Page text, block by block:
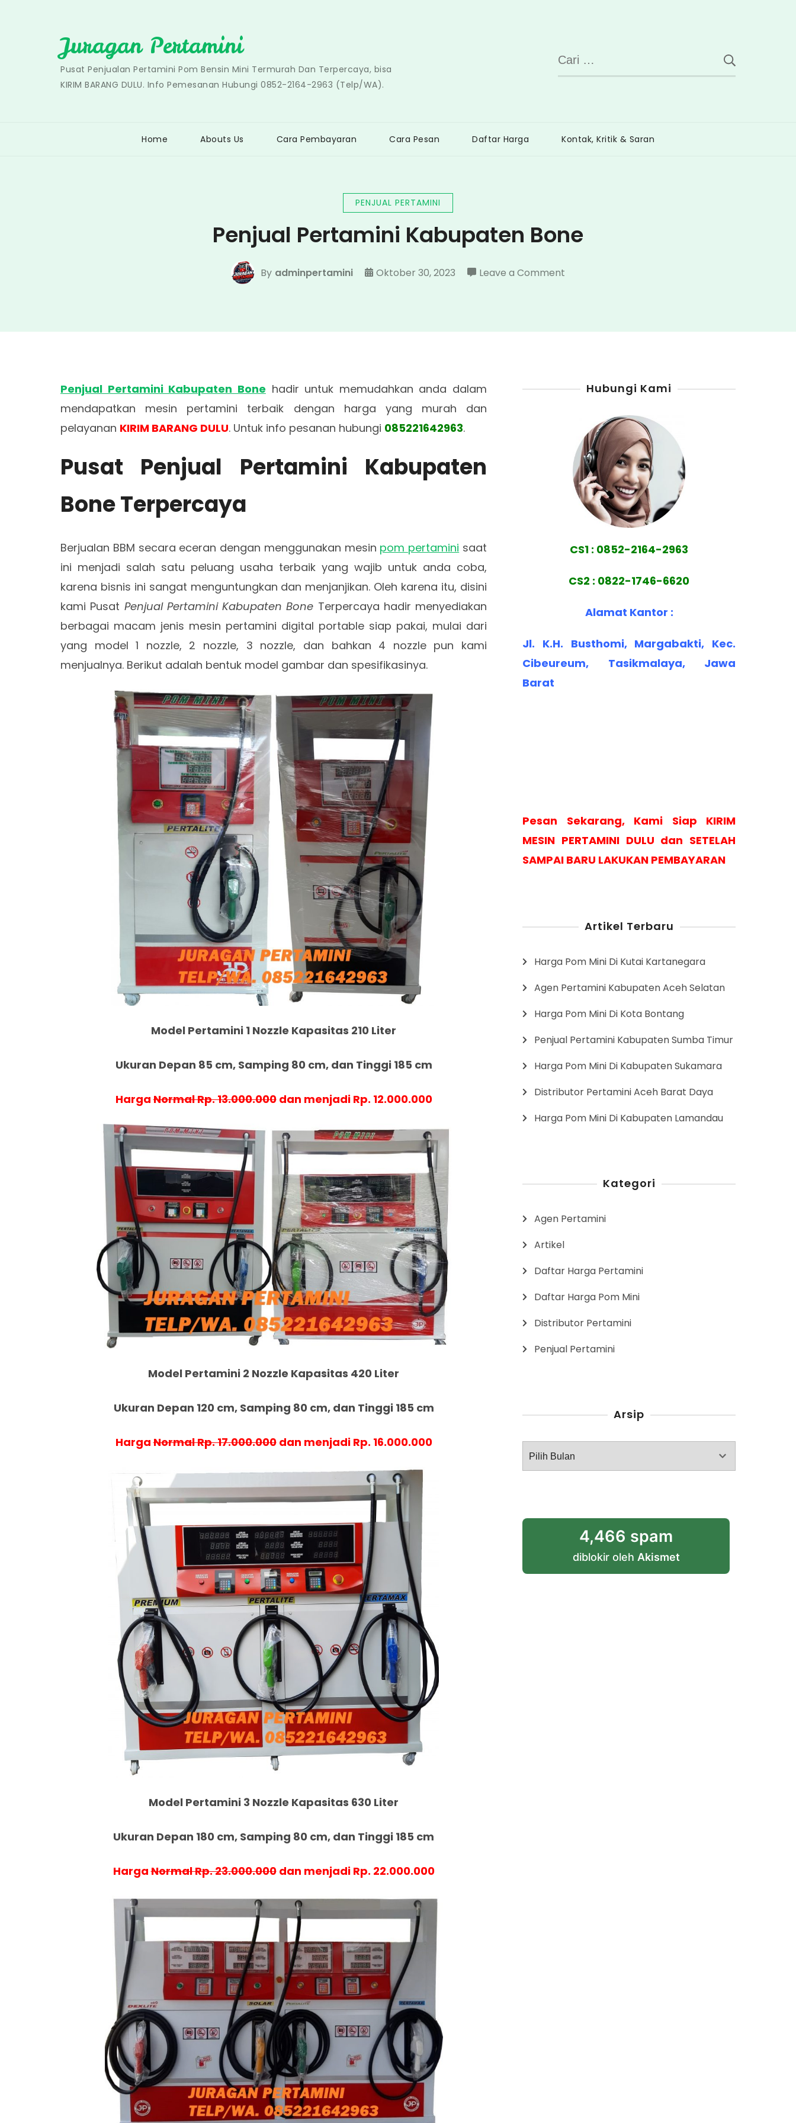
Juragan Pertamini
Pusat Penjualan Pertamini Pom Bensin Mini Termurah Dan Terpercaya, bisa
KIRIM BARANG DULU. Info Pemesanan Hubungi 0852-2164-2963 (Telp/WA).
Cari
untuk:
Home Abouts Us Cara Pembayaran Cara Pesan Daftar Harga Kontak, Kritik & Saran
PENJUAL PERTAMINI
Penjual Pertamini Kabupaten Bone
By adminpertamini Oktober 30, 2023 Leave a Comment
Penjual Pertamini Kabupaten Bone hadir untuk memudahkan anda dalam
mendapatkan mesin pertamini terbaik dengan harga yang murah dan
pelayanan KIRIM BARANG DULU. Untuk info pesanan hubungi 085221642963.
Pusat Penjual Pertamini Kabupaten
Bone Terpercaya
Berjualan BBM secara eceran dengan menggunakan mesin pom pertamini saat
ini menjadi salah satu peluang usaha terbaik yang wajib untuk anda coba,
karena bisnis ini sangat menguntungkan dan menjanjikan. Oleh karena itu, disini
kami Pusat Penjual Pertamini Kabupaten Bone Terpercaya hadir menyediakan
berbagai macam jenis mesin pertamini digital portable siap pakai, mulai dari
yang model 1 nozzle, 2 nozzle, 3 nozzle, dan bahkan 4 nozzle pun kami
menjualnya. Berikut adalah bentuk model gambar dan spesifikasinya.
Model Pertamini 1 Nozzle Kapasitas 210 Liter
Ukuran Depan 85 cm, Samping 80 cm, dan Tinggi 185 cm
HargaNormal Rp. 13.000.000dan menjadi Rp. 12.000.000
Model Pertamini 2 Nozzle Kapasitas 420 Liter
Ukuran Depan 120 cm, Samping 80 cm, dan Tinggi 185 cm
HargaNormal Rp. 17.000.000dan menjadi Rp. 16.000.000
Model Pertamini 3 Nozzle Kapasitas 630 Liter
Ukuran Depan 180 cm, Samping 80 cm, dan Tinggi 185 cm
HargaNormal Rp. 23.000.000dan menjadi Rp. 22.000.000
Hubungi Kami
CS1 : 0852-2164-2963
CS2 : 0822-1746-6620
Alamat Kantor :
Jl. K.H. Busthomi, Margabakti, Kec.
Cibeureum, Tasikmalaya, Jawa
Barat
Pesan Sekarang, Kami Siap KIRIM
MESIN PERTAMINI DULU dan SETELAH
SAMPAI BARU LAKUKAN PEMBAYARAN
Artikel Terbaru
Harga Pom Mini Di Kutai Kartanegara
Agen Pertamini Kabupaten Aceh Selatan
Harga Pom Mini Di Kota Bontang
Penjual Pertamini Kabupaten Sumba Timur
Harga Pom Mini Di Kabupaten Sukamara
Distributor Pertamini Aceh Barat Daya
Harga Pom Mini Di Kabupaten Lamandau
Kategori
Agen Pertamini
Artikel
Daftar Harga Pertamini
Daftar Harga Pom Mini
Distributor Pertamini
Penjual Pertamini
Arsip
Arsip
4,466 spam
diblokir oleh Akismet